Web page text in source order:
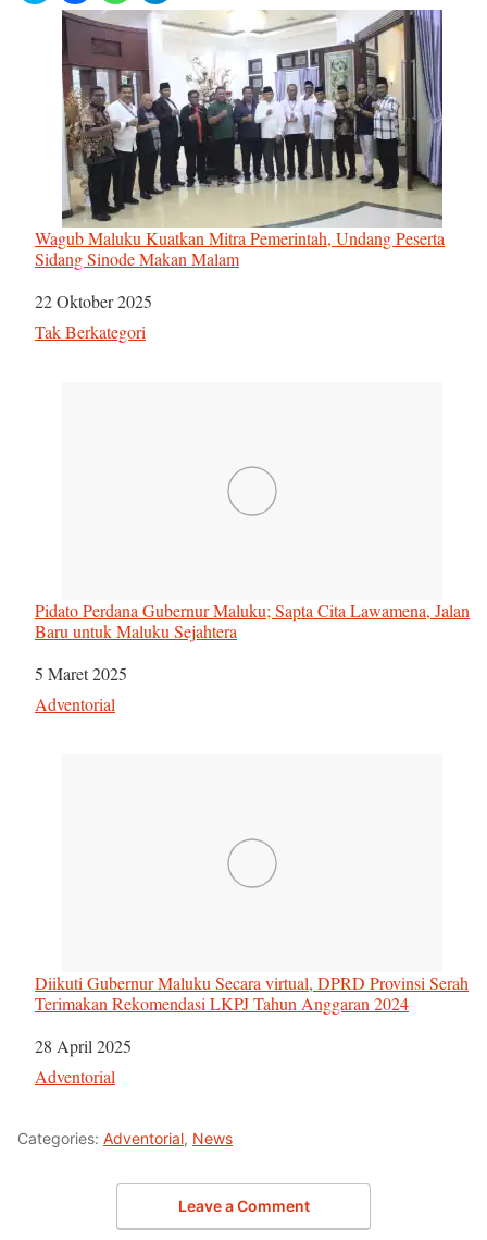
Wagub Maluku Kuatkan Mitra Pemerintah, Undang Peserta
Sidang Sinode Makan Malam
Tanggal
22 Oktober 2025
Sehubungan dengan
Tak Berkategori
Pidato Perdana Gubernur Maluku; Sapta Cita Lawamena, Jalan
Baru untuk Maluku Sejahtera
Tanggal
5 Maret 2025
Sehubungan dengan
Adventorial
Diikuti Gubernur Maluku Secara virtual, DPRD Provinsi Serah
Terimakan Rekomendasi LKPJ Tahun Anggaran 2024
Tanggal
28 April 2025
Sehubungan dengan
Adventorial
Categories: Adventorial, News
Leave a Comment